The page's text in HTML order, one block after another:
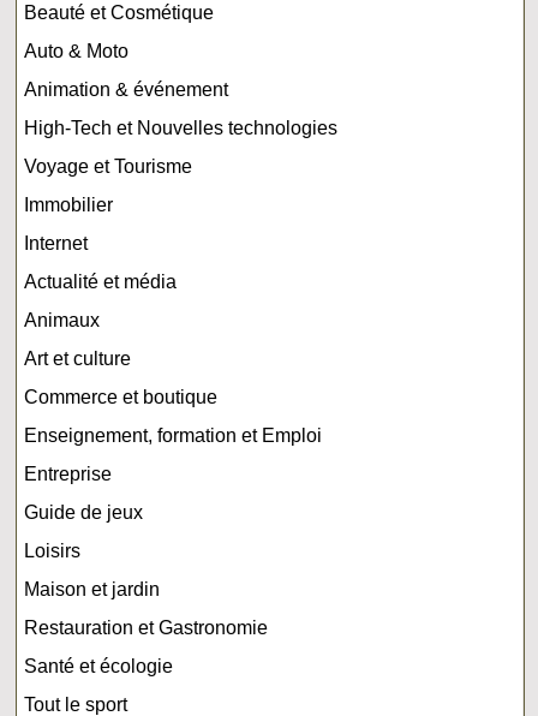
Beauté et Cosmétique
Auto & Moto
Animation & événement
High-Tech et Nouvelles technologies
Voyage et Tourisme
Immobilier
Internet
Actualité et média
Animaux
Art et culture
Commerce et boutique
Enseignement, formation et Emploi
Entreprise
Guide de jeux
Loisirs
Maison et jardin
Restauration et Gastronomie
Santé et écologie
Tout le sport